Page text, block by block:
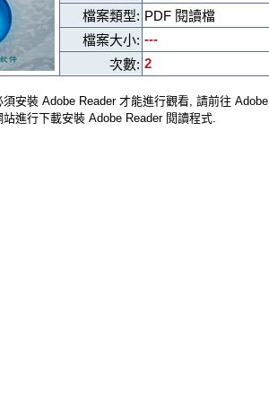
檔案類型: PDF 閱讀檔
檔案大小: ---
次數: 2
須安裝 Adobe Reader 才能進行觀看, 請前往 Adobe
站進行下載安裝 Adobe Reader 閱讀程式.